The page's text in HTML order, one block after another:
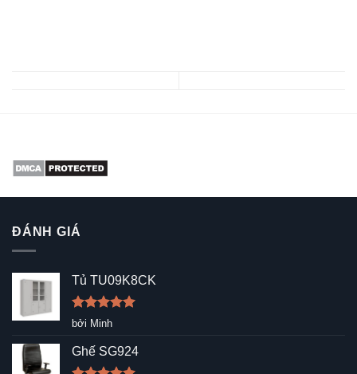
ĐÁNH GIÁ
Tủ TU09K8CK
Được xếp
sao
bởi Minh
Ghế SG924